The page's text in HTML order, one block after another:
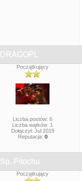
DRAGOPL
Początkujący
Liczba postów: 6
Liczba wątków: 1
Dołączył: Jul 2019
Reputacja: 0
Sp. Pitochu
Początkujący